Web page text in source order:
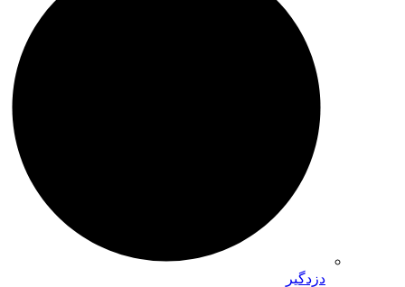
دزدگیر